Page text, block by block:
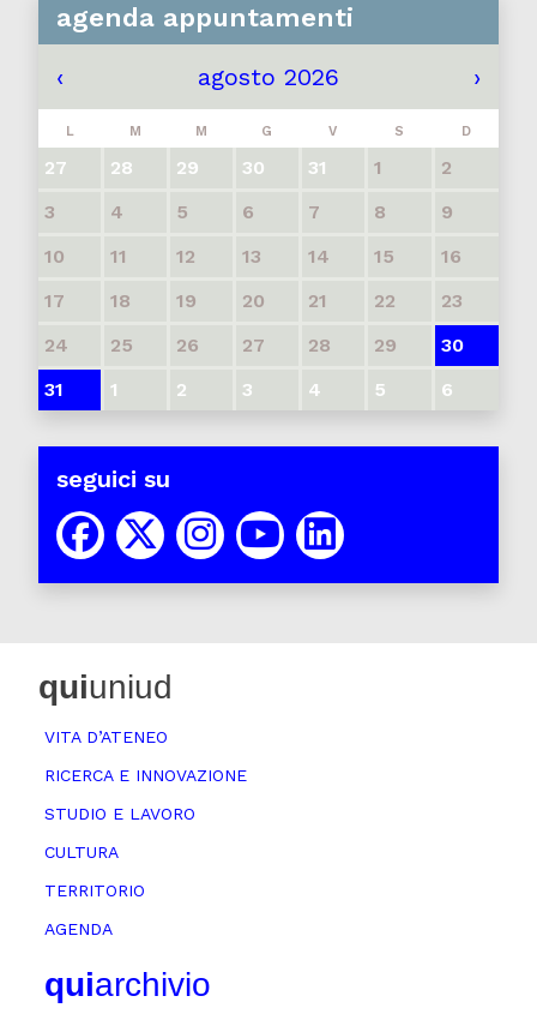
agenda appuntamenti
‹ agosto 2026 ›
L M M G V S D
27 28 29 30 31 1
2
3
4 5 6 7 8
9
10
11 12 13 14 15
16
17
18 19 20 21 22
23
24
25 26 27 28 29
30
31
1 2 3 4 5 6
seguici su
quiuniud
VITA D’ATENEO
RICERCA E INNOVAZIONE
STUDIO E LAVORO
CULTURA
TERRITORIO
AGENDA
quiarchivio